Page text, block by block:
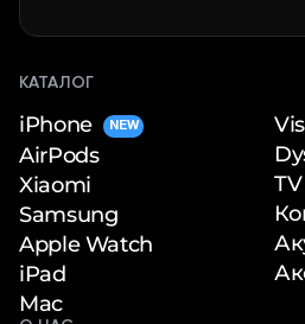
КАТАЛОГ
iPhone NEW
AirPods
Xiaomi
Samsung
Apple Watch
iPad
Mac
TV